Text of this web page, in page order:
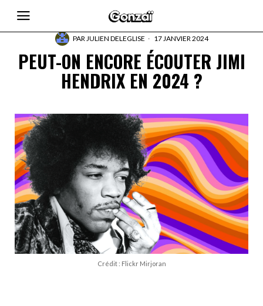
PARJULIEN DELEGLISE 17 JANVIER 2024
PEUT-ON ENCORE ÉCOUTER JIMI
HENDRIX EN 2024 ?
Crédit : Flickr Mirjoran